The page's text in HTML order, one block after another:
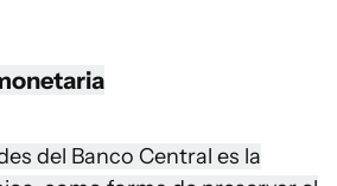
del Banco Central es la